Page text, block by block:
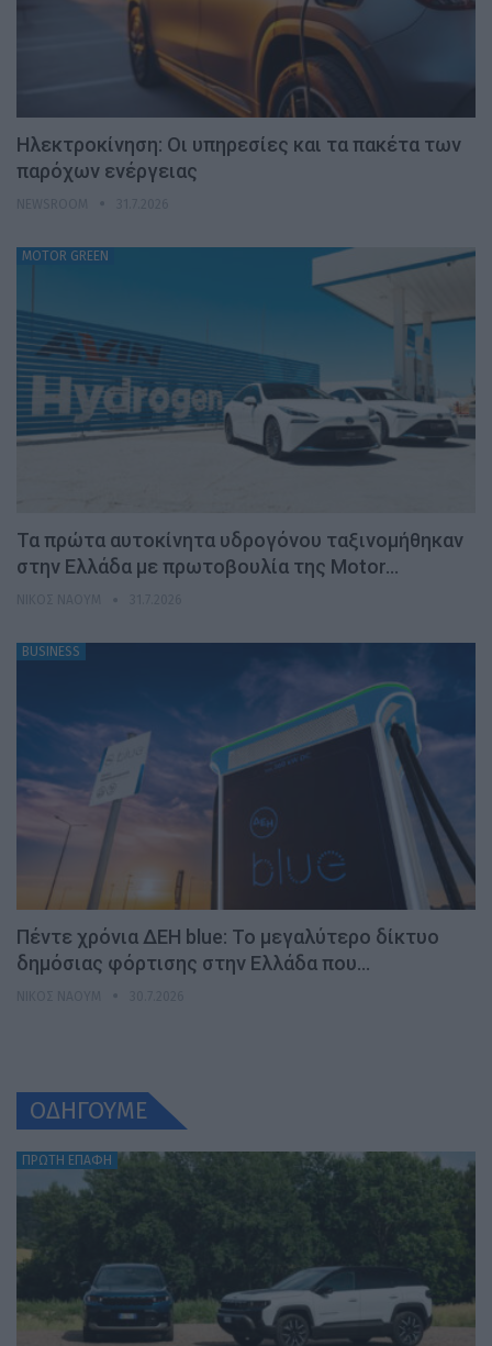
Ηλεκτροκίνηση: Οι υπηρεσίες και τα πακέτα των
παρόχων ενέργειας
MOTOR GREEN
Τα πρώτα αυτοκίνητα υδρογόνου ταξινομήθηκαν
στην Ελλάδα με πρωτοβουλία της Motor…
BUSINESS
Πέντε χρόνια ΔΕΗ blue: Το μεγαλύτερο δίκτυο
δημόσιας φόρτισης στην Ελλάδα που…
ΟΔΗΓΟΥΜΕ
ΠΡΩΤΗ ΕΠΑΦΗ